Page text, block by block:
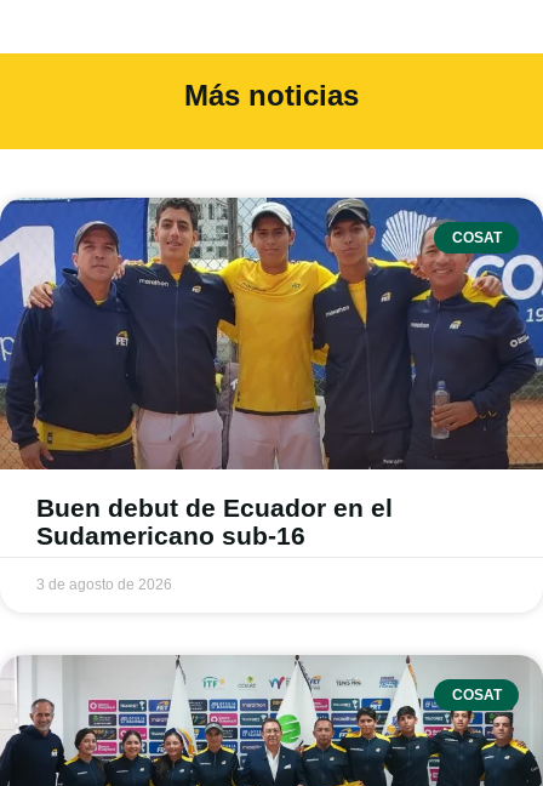
Más noticias
COSAT
Buen debut de Ecuador en el
Sudamericano sub-16
3 de agosto de 2026
COSAT